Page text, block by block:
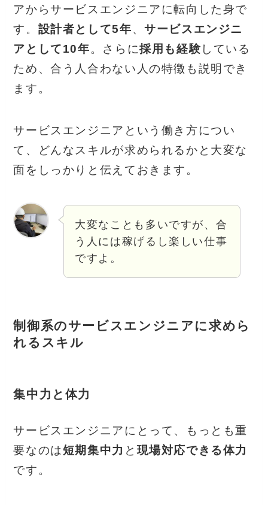
アからサービスエンジニアに転向した身で
す。 設計者として5年、サービスエンジニ
アとして10年。さらに採用も経験している
ため、合う人合わない人の特徴も説明でき
ます。
サービスエンジニアという働き方につい
て、どんなスキルが求められるかと大変な
面をしっかりと伝えておきます。
大変なことも多いですが、合
う人には稼げるし楽しい仕事
ですよ。
制御系のサービスエンジニアに求めら
れるスキル
集中力と体力
サービスエンジニアにとって、もっとも重
要なのは短期集中力 と 現場対応できる体力
です。